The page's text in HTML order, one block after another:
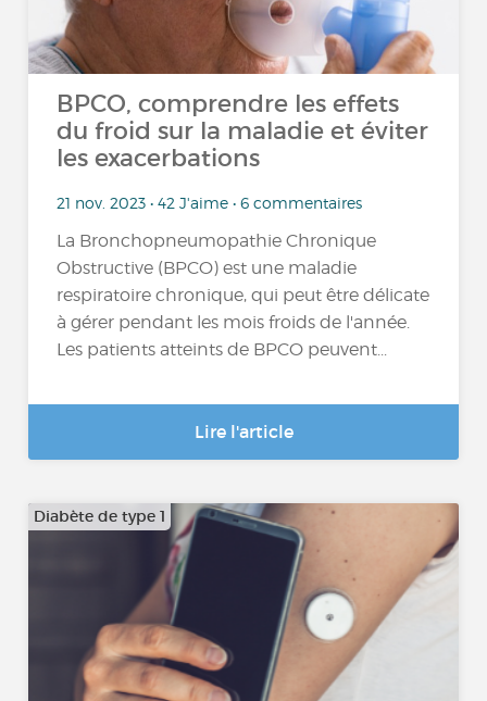
BPCO, comprendre les effets
du froid sur la maladie et éviter
les exacerbations
21 nov. 2023 • 42 J'aime • 6 commentaires
La Bronchopneumopathie Chronique
Obstructive (BPCO) est une maladie
respiratoire chronique, qui peut être délicate
à gérer pendant les mois froids de l'année.
Les patients atteints de BPCO peuvent...
Lire l'article
Diabète de type 1